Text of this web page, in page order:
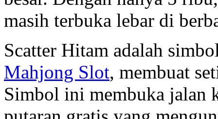
masih terbuka lebar di
Scatter Hitam adalah
Mahjong Slot, membuat
Simbol ini membuka jalan